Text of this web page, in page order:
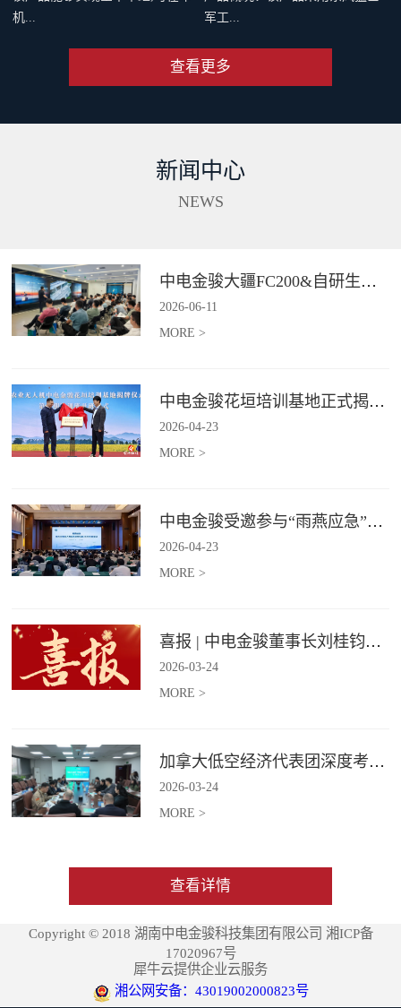
疆司运、全新大疆运服App，多
机...
机自动补能、无人机户外快速部
配出色的全地形通过能力,一举破
长、补能不便、作业范围受限、
站等场景提供高效巡检等服务。*
具体价格面议
军工...
集成车载无人机巡检软硬件系
集、处理、分析及成果传输一体
5G+卫星双链路通讯功能，在全
与智能判。*具体价格面议
查看更多
新闻中心
NEWS
中电金骏大疆FC200&自研生态新品体验会圆满举办
2026-06-11
MORE >
中电金骏花垣培训基地正式揭牌 首期农业无人机培训班同步启动
2026-04-23
MORE >
中电金骏受邀参与“雨燕应急”2026年度会议 协同打造空中应急力量
2026-04-23
MORE >
喜报 | 中电金骏董事长刘桂钧获雷锋街道第四届“雷锋榜样”模范人物称号
2026-03-24
MORE >
加拿大低空经济代表团深度考察中电金骏
2026-03-24
MORE >
查看详情
Copyright © 2018 湖南中电金骏科技集团有限公司 湘ICP备
17020967号
犀牛云提供企业云服务
湘公网安备：43019002000823号